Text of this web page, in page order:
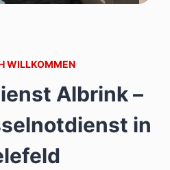
WILLKOMMEN
Albrink –
in